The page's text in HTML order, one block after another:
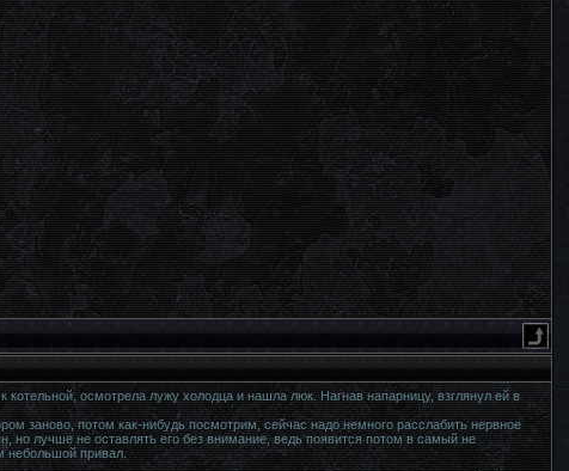
осмотрела лужу холодца и нашла люк. Нагнав напарницу, взглянул ей в
заново, потом как-нибудь посмотрим, сейчас надо немного расслабить нервное
но лучше не оставлять его без внимание, ведь появится потом в самый не
небольшой привал.